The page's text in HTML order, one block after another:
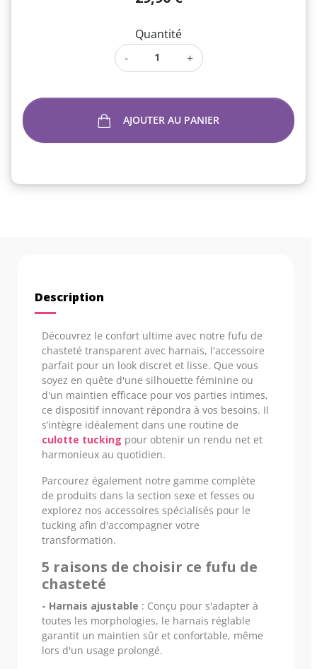
Quantité
-
+
AJOUTER AU PANIER
Description
Découvrez le confort ultime avec notre fufu de
chasteté transparent avec harnais, l'accessoire
parfait pour un look discret et lisse. Que vous
soyez en quête d'une silhouette féminine ou
d'un maintien efficace pour vos parties intimes,
ce dispositif innovant répondra à vos besoins. Il
s’intègre idéalement dans une routine de
culotte tucking pour obtenir un rendu net et
harmonieux au quotidien.
Parcourez également notre gamme complète
de produits dans la section sexe et fesses ou
explorez nos accessoires spécialisés pour le
tucking afin d'accompagner votre
transformation.
5 raisons de choisir ce fufu de
chasteté
- Harnais ajustable : Conçu pour s'adapter à
toutes les morphologies, le harnais réglable
garantit un maintien sûr et confortable, même
lors d'un usage prolongé.